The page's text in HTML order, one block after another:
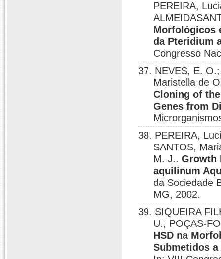
PEREIRA,
Morfológicos
da Pteridium
Congresso
37. NEVES, E.
Maristella de
Cloning of
Genes from
38. PEREIRA,
SANTOS,
M. J..Growth
aquilinum
da Sociedade
MG, 2002.
39. SIQUEIRA
U.; POÇAS-
HSD na
Submetidos a